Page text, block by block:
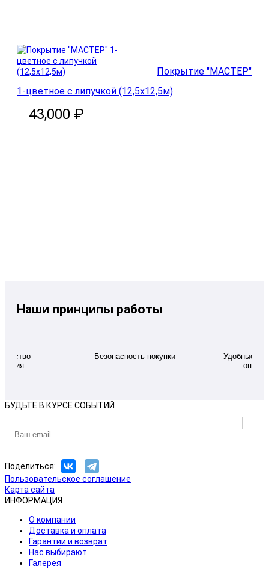
Покрытие "МАСТЕР"
1-цветное с липучкой (12,5х12,5м)
43,000 ₽
Наши принципы работы
Безопасность покупки
Удобные
БУДЬТЕ В КУРСЕ СОБЫТИЙ
Поделиться:
Пользовательское соглашение
Карта сайта
ИНФОРМАЦИЯ
О компании
Доставка и оплата
Гарантии и возврат
Нас выбирают
Галерея